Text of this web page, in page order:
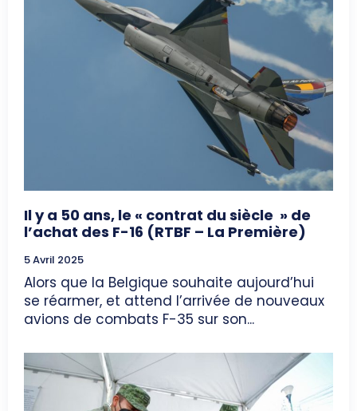
Il y a 50 ans, le « contrat du siècle » de
l’achat des F-16 (RTBF – La Première)
5 Avril 2025
Alors que la Belgique souhaite aujourd’hui
se réarmer, et attend l’arrivée de nouveaux
avions de combats F-35 sur son...